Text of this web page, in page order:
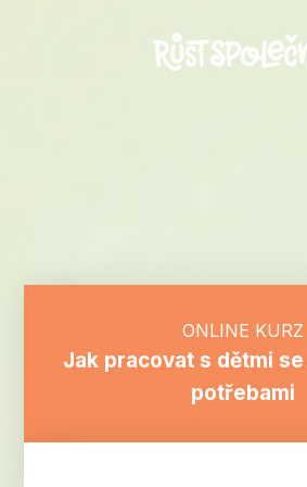
ONLINE KURZ
Jak pracovat s dětmi
potřebami